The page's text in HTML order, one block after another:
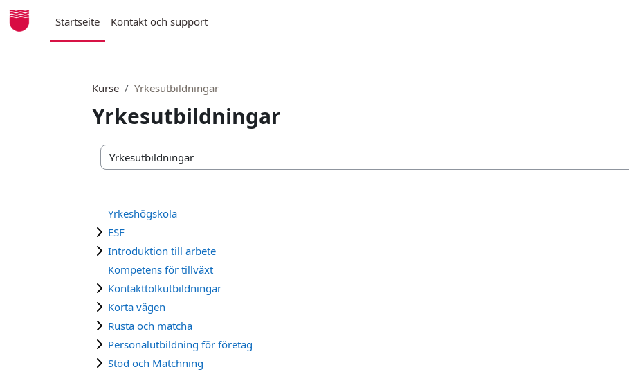
Zum Hauptinhalt
Startseite
Kontakt och support
Kurse Yrkesutbildningar
Yrkesutbildningar
Kursbereiche
Yrkeshögskola
ESF
Introduktion till arbete
Kompetens för tillväxt
Kontakttolkutbildningar
Korta vägen
Rusta och matcha
Personalutbildning för företag
Stöd och Matchning